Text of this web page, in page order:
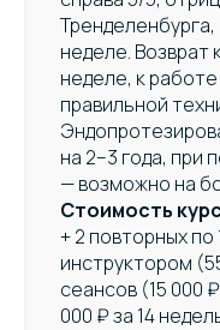
неделе. Возврат
неделе, к
правильной
на 2–3 года,
— возможно на
Стоимость
+ 2 повторных по
инструктором
сеансов (15 000
000 ₽ за 14